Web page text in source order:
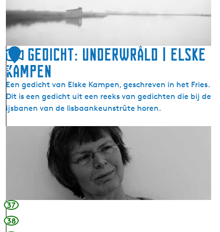
t
B
r
i
t
s
u
m
S
)
s
t
e
r
k
A
l
d
B
a
u
1
3
Gedicht: Underwrâld | Elske
Kampen
Een gedicht van Elske Kampen, geschreven in het Fries.
Dit is een gedicht uit een reeks van gedichten die bij de
ijsbanen van de Iisbaankeunstrûte horen.
t
:
U
37
38